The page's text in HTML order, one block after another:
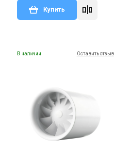
Купить
В наличии Оставить отзыв